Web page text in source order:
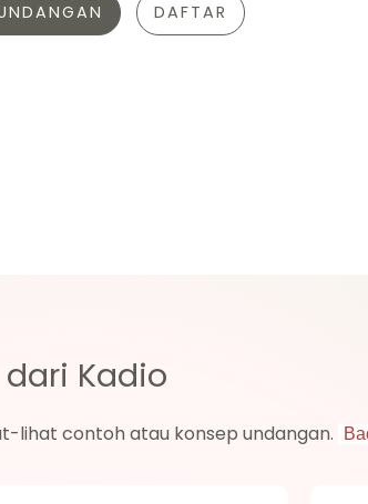
DAFTAR
Kadio
lihat contoh atau konsep undangan.